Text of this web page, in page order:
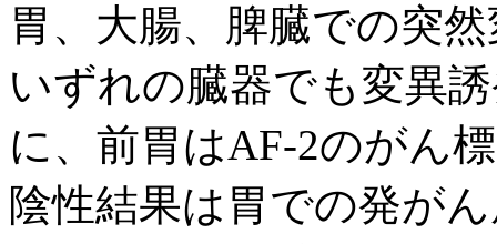
胃、大腸、脾臓での突
いずれの臓器でも変異
に、前胃はAF-2のがん
陰性結果は胃での発が